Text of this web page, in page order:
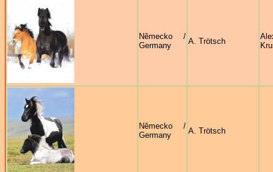
Německo /
Germany
A. Trötsch
Německo /
Germany
A. Trötsch